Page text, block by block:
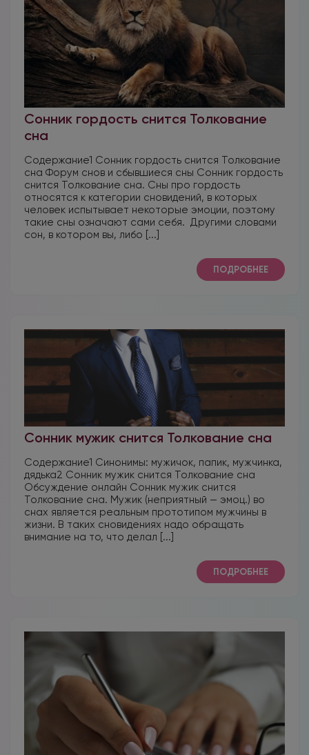
Сонник гордость снится Толкование
сна
Содержание1 Сонник гордость снится Толкование
сна Форум снов и сбывшиеся сны Сонник гордость
снится Толкование сна. Сны про гордость
относятся к категории сновидений, в которых
человек испытывает некоторые эмоции, поэтому
такие сны означают сами себя. Другими словами
сон, в котором вы, либо [...]
ПОДРОБНЕЕ
Сонник мужик снится Толкование сна
Содержание1 Синонимы: мужичок, папик, мужчинка,
дядька2 Сонник мужик снится Толкование сна
Обсуждение онлайн Сонник мужик снится
Толкование сна. Мужик (неприятный — эмоц.) во
снах является реальным прототипом мужчины в
жизни. В таких сновидениях надо обращать
внимание на то, что делал [...]
ПОДРОБНЕЕ